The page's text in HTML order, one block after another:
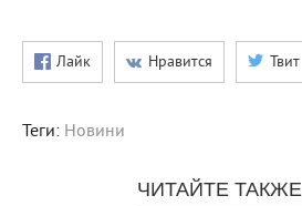
Лайк Нравится Твит
Теги: Новини
ЧИТАЙТЕ ТАКЖЕ